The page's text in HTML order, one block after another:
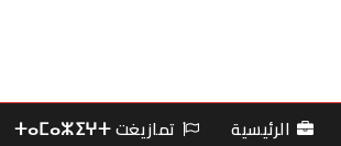
الرئيسية تمازيغت ⵜⴰⵎⴰⵣⵉⵖⵜ